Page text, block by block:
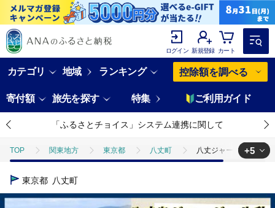
ログイン 新規登録 カート
カテゴリ 地域 ランキング 控除額を調べる
寄付額 旅先を探す 特集 ご利用ガイド
「ふるさとチョイス」システム連携に関して
TOP 関東地方 東京都 八丈町 八丈ジャージー牛乳製
TOP
TOP 卵・乳製品 八丈ジャージー牛乳製品詰め合わせ
+5
東京都 八丈町